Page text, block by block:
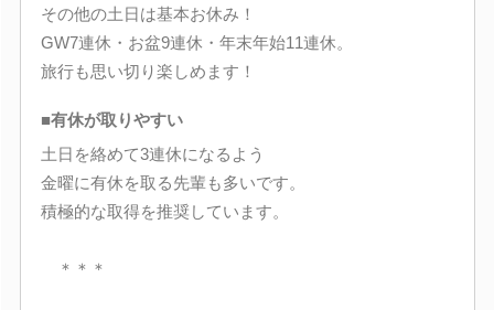
その他の土日は基本お休み！
GW7連休・お盆9連休・年末年始11連休。
旅行も思い切り楽しめます！
■有休が取りやすい
土日を絡めて3連休になるよう
金曜に有休を取る先輩も多いです。
積極的な取得を推奨しています。
＊＊＊